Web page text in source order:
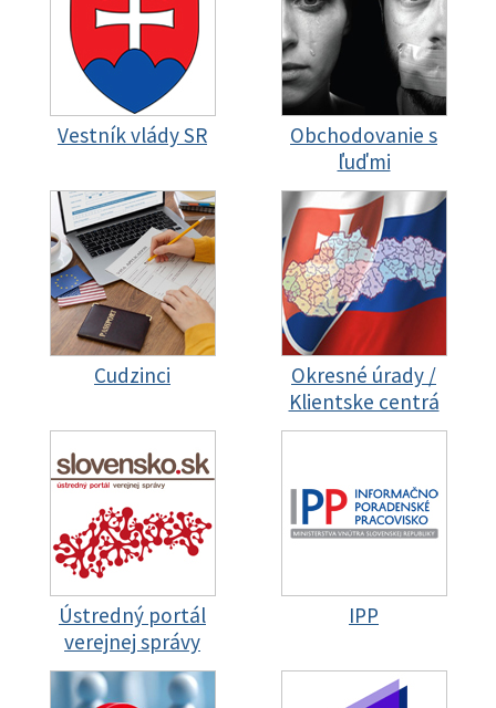
Vestník vlády SR
Obchodovanie s
ľuďmi
Cudzinci
Okresné úrady /
Klientske centrá
Ústredný portál
verejnej správy
IPP